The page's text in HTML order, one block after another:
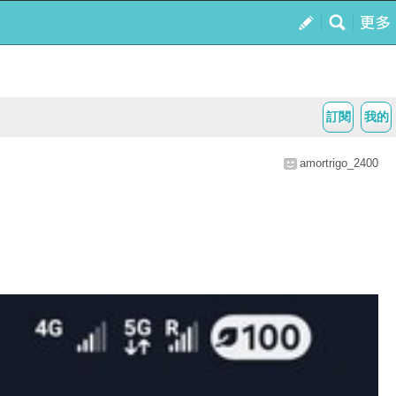
我的
訂閱
amortrigo_2400